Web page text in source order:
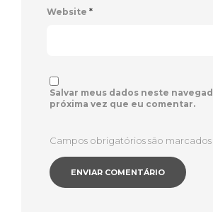
Website *
Salvar meus dados neste
próxima vez que eu comentar.
Campos obrigatórios são